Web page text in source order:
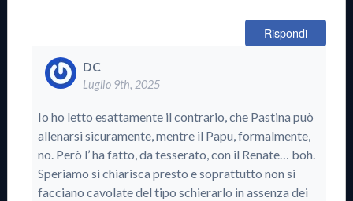
Rispondi
DC
Luglio 9th, 2025
Io ho letto esattamente il contrario, che Pastina può
allenarsi sicuramente, mentre il Papu, formalmente,
no. Però l’ ha fatto, da tesserato, con il Renate… boh.
Speriamo si chiarisca presto e soprattutto non si
facciano cavolate del tipo schierarlo in assenza dei